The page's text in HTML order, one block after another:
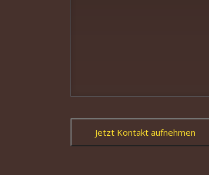
Jetzt Kontakt aufnehmen